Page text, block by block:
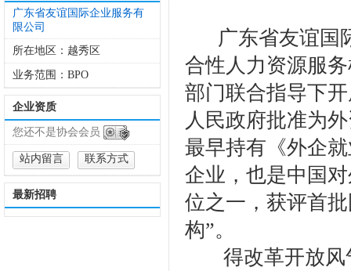
广东省友谊国际企业服务有
限公司
所在地区： 越秀区
业务范围： BPO
企业资质
您还不是协会会员
站内留言 联系方式
最新招聘
广东省友谊国
合性人力资源服
部门联合指导下
人民政府批准为
最早持有《外企
企业，也是中国
位之一，获评首
构”。
得改革开放风